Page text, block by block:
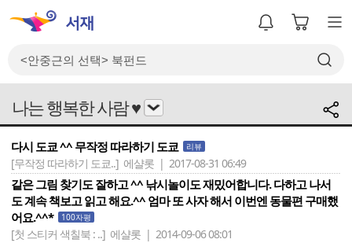
나는 행복한 사람 ♥
다시 도쿄 ^^ 무작정 따라하기 도쿄 리뷰
[무작정 따라하기 도쿄..] 에샬롯 | 2017-08-31 06:49
같은 그림 찾기도 잘하고 ^^ 낚시놀이도 재밌어합니다. 다하고 나서
도 계속 책보고 읽고 해요.^^ 엄마 또 사자 해서 이번엔 동물편 구매했
어요.^^*
100자평
[첫 스티커 색칠북 : ..] 에샬롯 | 2014-09-06 08:01